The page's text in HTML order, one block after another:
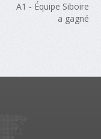
A1 - Équipe Siboire
a gagné